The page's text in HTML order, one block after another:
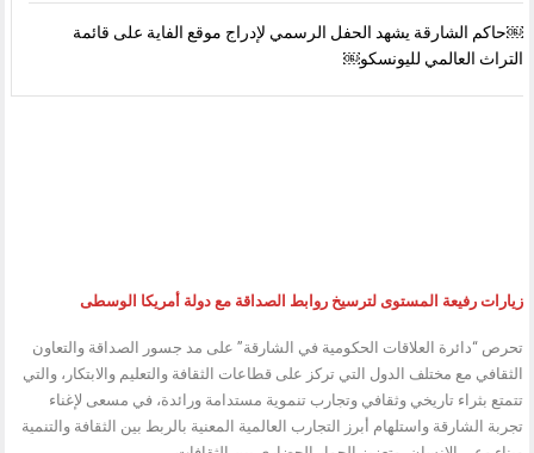
￼حاكم الشارقة يشهد الحفل الرسمي لإدراج موقع الفاية على قائمة
التراث العالمي لليونسكو￼
زيارات رفيعة المستوى لترسيخ روابط الصداقة مع دولة أمريكا الوسطى
تحرص “دائرة العلاقات الحكومية في الشارقة” على مد جسور الصداقة والتعاون
الثقافي مع مختلف الدول التي تركز على قطاعات الثقافة والتعليم والابتكار، والتي
تتمتع بثراء تاريخي وثقافي وتجارب تنموية مستدامة ورائدة، في مسعى لإغناء
تجربة الشارقة واستلهام أبرز التجارب العالمية المعنية بالربط بين الثقافة والتنمية